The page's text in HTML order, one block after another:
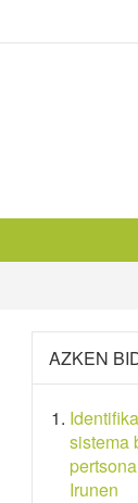
AZKEN
sistema
Irunen